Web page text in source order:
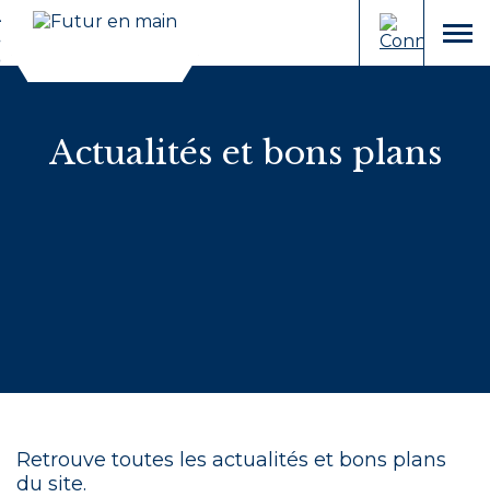
Aller
au
contenu
Aller
à
la
recherche
Actualités et bons plans
Retrouve toutes les actualités et bons plans
du site.
Cookies et traceurs utilisés sur ce site.